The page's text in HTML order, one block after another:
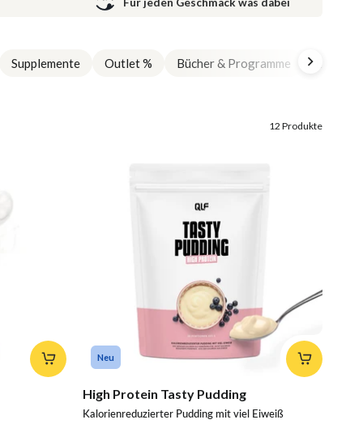
Für jeden Geschmack was dabei
Supplemente Outlet % Bücher & Programme
12 Produkte
Neu
High Protein Tasty Pudding
Kalorienreduzierter Pudding mit viel Eiweiß